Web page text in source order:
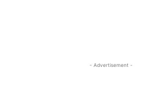
- Advertisement -